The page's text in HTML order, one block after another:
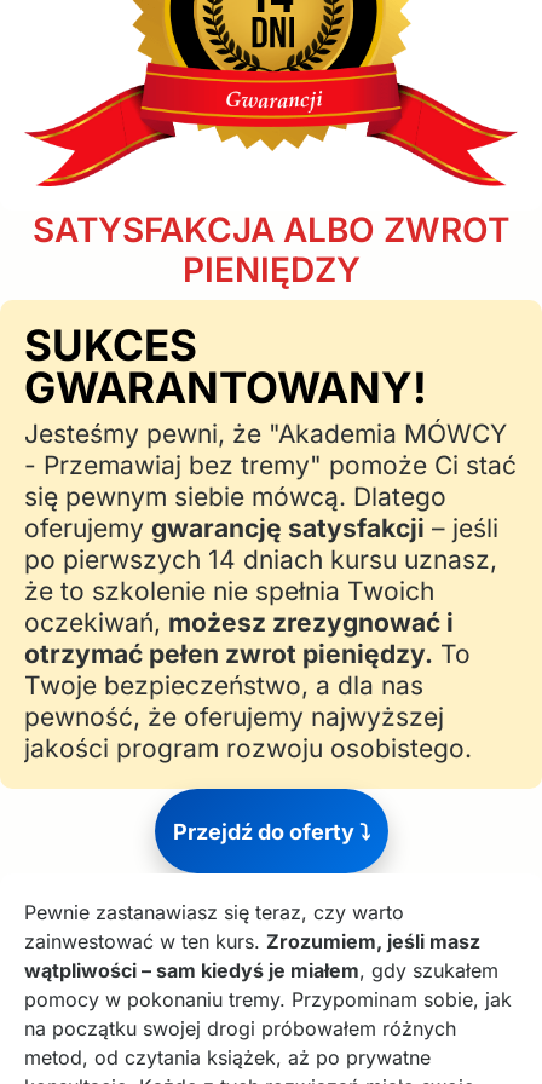
SATYSFAKCJA ALBO ZWROT
PIENIĘDZY
SUKCES
GWARANTOWANY!
Jesteśmy pewni, że "Akademia MÓWCY
- Przemawiaj bez tremy" pomoże Ci stać
się pewnym siebie mówcą. Dlatego
oferujemy gwarancję satysfakcji – jeśli
po pierwszych 14 dniach kursu uznasz,
że to szkolenie nie spełnia Twoich
oczekiwań, możesz zrezygnować i
otrzymać pełen zwrot pieniędzy. To
Twoje bezpieczeństwo, a dla nas
pewność, że oferujemy najwyższej
jakości program rozwoju osobistego.
Przejdź do oferty ⤵️
Pewnie zastanawiasz się teraz, czy warto
zainwestować w ten kurs. Zrozumiem, jeśli masz
wątpliwości – sam kiedyś je miałem, gdy szukałem
pomocy w pokonaniu tremy. Przypominam sobie, jak
na początku swojej drogi próbowałem różnych
metod, od czytania książek, aż po prywatne